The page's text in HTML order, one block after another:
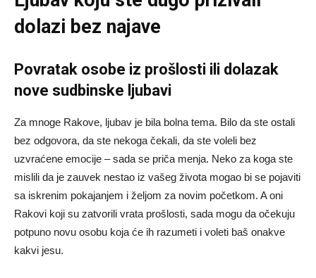
dolazi bez najave
Povratak osobe iz prošlosti ili dolazak
nove sudbinske ljubavi
Za mnoge Rakove, ljubav je bila bolna tema. Bilo da ste ostali
bez odgovora, da ste nekoga čekali, da ste voleli bez
uzvraćene emocije – sada se priča menja. Neko za koga ste
mislili da je zauvek nestao iz vašeg života mogao bi se pojaviti
sa iskrenim pokajanjem i željom za novim početkom. A oni
Rakovi koji su zatvorili vrata prošlosti, sada mogu da očekuju
potpuno novu osobu koja će ih razumeti i voleti baš onakve
kakvi jesu.